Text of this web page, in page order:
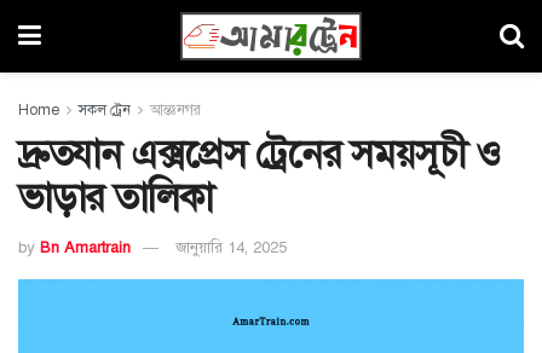
Home সকল ট্রেন আন্তঃনগর
দ্রুতযান এক্সপ্রেস ট্রেনের সময়সূচী ও
ভাড়ার তালিকা
by Bn Amartrain জানুয়ারি 14, 2025